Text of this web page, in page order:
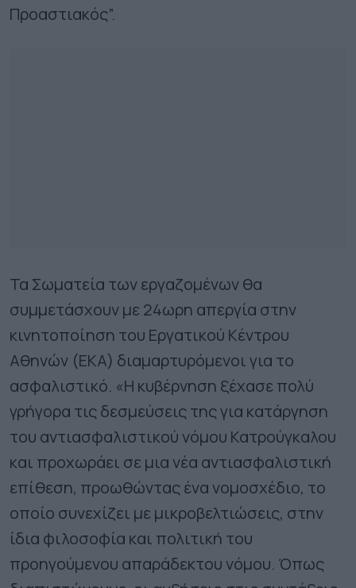
Προαστιακός”.
Τα Σωματεία των εργαζομένων θα
συμμετάσχουν με 24ωρη απεργία στην
κινητοποίηση του Εργατικού Κέντρου
Αθηνών (ΕΚΑ) διαμαρτυρόμενοι για το
ασφαλιστικό. «Η κυβέρνηση ξέχασε πολύ
γρήγορα τις δεσμεύσεις της για κατάργηση
του αντιασφαλιστικού νόμου Κατρούγκαλου
και προχωράει σε μια νέα αντιασφαλιστική
επίθεση, προωθώντας ένα νομοσχέδιο, το
οποίο συνεχίζει με μικροβελτιώσεις, στην
ίδια φιλοσοφία και πολιτική του
προηγούμενου απαράδεκτου νόμου. Όπως